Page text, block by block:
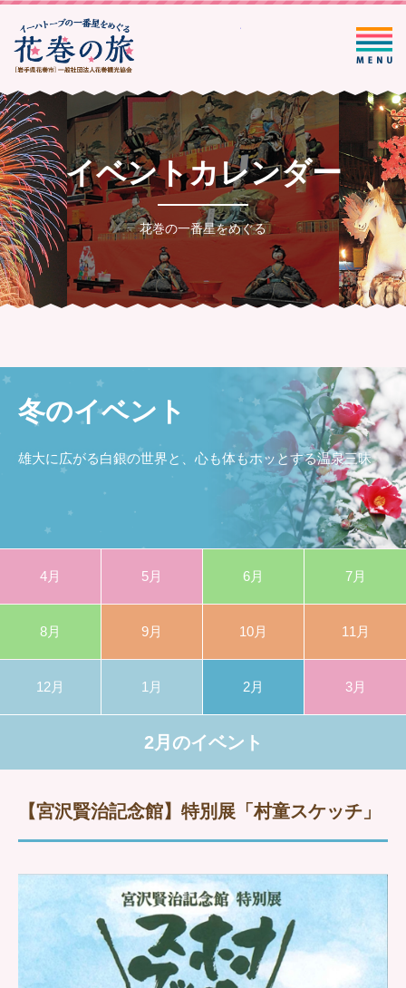
一般社団法人花巻観光協
イベントカレンダー
花巻の一番星をめぐる
冬のイベント
雄大に広がる白銀の世界と、心も体もホッとする温泉三昧
4月 5月 6月 7月
8月 9月 10月 11月
12月 1月 2月 3月
2月のイベント
【宮沢賢治記念館】特別展「村童スケッチ」